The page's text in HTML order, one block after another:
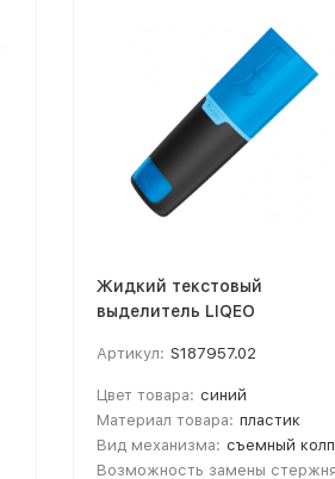
Жидкий текстовый
выделитель LIQEO
Артикул: S187957.02
Цвет товара: синий
Материал товара: пластик
Вид механизма: съемный колпачок